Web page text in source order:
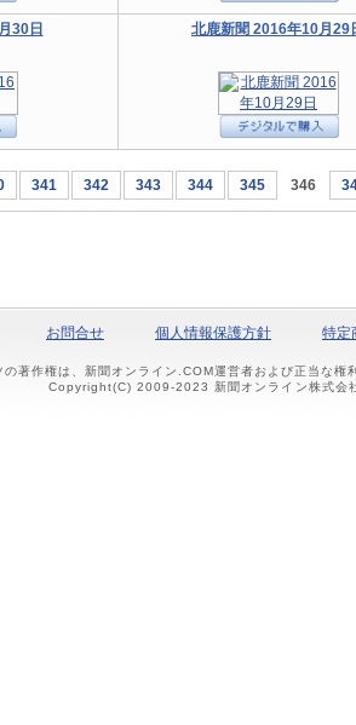
30日 北鹿新聞 2016年10月29
341 342 343 344 345 346
お問合せ 個人情報保護方針 特定
著作権は、新聞オンライン.COM運営者および正当な
Copyright(C) 2009-2023 新聞オンライン株式会